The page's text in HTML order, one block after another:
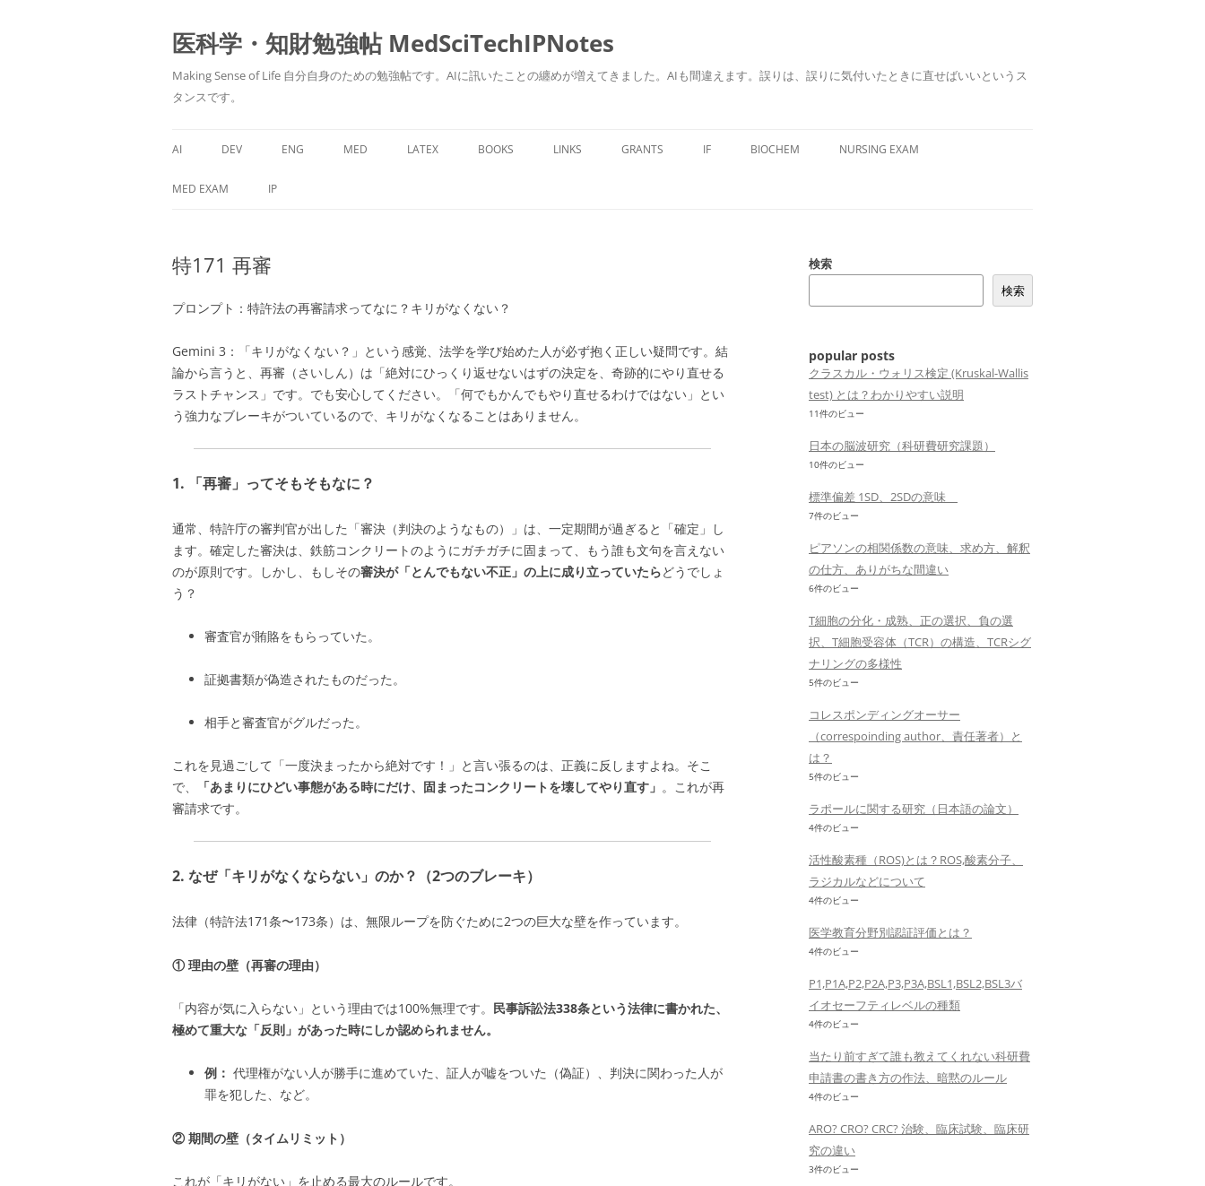
医科学・知財勉強帖 MedSciTechIPNotes
Making Sense of Life 自分自身のための勉強帖です。AIに訊いたことの纏めが増えてきました。AIも間違えます。誤りは、誤りに気付いたときに直せばいいというス
タンスです。
AI DEV ENG MED LATEX BOOKS LINKS GRANTS IF BIOCHEM NURSING EXAM
MED EXAM IP
特171 再審
プロンプト： 特許法の再審請求ってなに？キリがなくない？
Gemini 3： 「キリがなくない？」という感覚、法学を学び始めた人が必ず抱く正しい疑問です。 結
論から言うと、再審（さいしん）は「絶対にひっくり返せないはずの決定を、奇跡的にやり直せる
ラストチャンス」です。 でも安心してください。「何でもかんでもやり直せるわけではない」とい
う強力なブレーキがついているので、キリがなくなることはありません。
1. 「再審」ってそもそもなに？
通常、特許庁の審判官が出した「審決（判決のようなもの）」は、一定期間が過ぎると「確定」し
ます。確定した審決は、鉄筋コンクリートのようにガチガチに固まって、もう誰も文句を言えない
のが原則です。しかし、もしその審決が「とんでもない不正」の上に成り立っていたらどうでしょ
う？
審査官が賄賂をもらっていた。
証拠書類が偽造されたものだった。
相手と審査官がグルだった。
これを見過ごして「一度決まったから絶対です！」と言い張るのは、正義に反しますよね。そこ
で、
「あまりにひどい事態がある時にだけ、固まったコンクリートを壊してやり直す」 。これが再
審請求です。
2. なぜ「キリがなくならない」のか？（2つのブレーキ）
法律（特許法171条〜173条）は、無限ループを防ぐために2つの巨大な壁を作っています。
① 理由の壁（再審の理由）
「内容が気に入らない」という理由では100%無理です。 民事訴訟法338条という法律に書かれた、
極めて重大な「反則」があった時にしか認められません。
例： 代理権がない人が勝手に進めていた、証人が嘘をついた（偽証）、判決に関わった人が
罪を犯した、など。
② 期間の壁（タイムリミット）
これが「キリがない」を止める最大のルールです。
検索
検索
popular posts
クラスカル・ウォリス検定 (Kruskal-Wallis
test) とは？わかりやすい説明
11件のビュー
日本の脳波研究（科研費研究課題）
10件のビュー
標準偏差 1SD、2SDの意味
7件のビュー
ピアソンの相関係数の意味、求め方、解釈
の仕方、ありがちな間違い
6件のビュー
T細胞の分化・成熟、正の選択、負の選
択、T細胞受容体（TCR）の構造、TCRシグ
ナリングの多様性
5件のビュー
コレスポンディングオーサー
（correspoinding author、責任著者）と
は？
5件のビュー
ラポールに関する研究（日本語の論文）
4件のビュー
活性酸素種（ROS)とは？ROS,酸素分子、
ラジカルなどについて
4件のビュー
医学教育分野別認証評価とは？
4件のビュー
P1,P1A,P2,P2A,P3,P3A,BSL1,BSL2,BSL3バ
イオセーフティレベルの種類
4件のビュー
当たり前すぎて誰も教えてくれない科研費
申請書の書き方の作法、暗黙のルール
4件のビュー
ARO? CRO? CRC? 治験、臨床試験、臨床研
究の違い
3件のビュー